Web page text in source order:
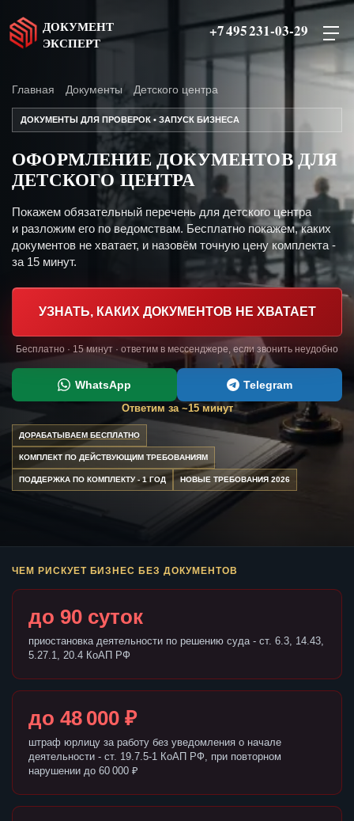
ДОКУМЕНТ
ЭКСПЕРТ
+7 495 231-03-29
Главная Документы Детского центра
ДОКУМЕНТЫ ДЛЯ ПРОВЕРОК • ЗАПУСК БИЗНЕСА
ОФОРМЛЕНИЕ ДОКУМЕНТОВ ДЛЯ
ДЕТСКОГО ЦЕНТРА
Покажем обязательный перечень для детского центра
и разложим его по ведомствам. Бесплатно покажем, каких
документов не хватает, и назовём точную цену комплекта -
за 15 минут.
УЗНАТЬ, КАКИХ ДОКУМЕНТОВ НЕ ХВАТАЕТ
Бесплатно · 15 минут · ответим в мессенджере, если звонить неудобно
WhatsApp Telegram
Ответим за ~15 минут
ДОРАБАТЫВАЕМ БЕСПЛАТНО
КОМПЛЕКТ ПО ДЕЙСТВУЮЩИМ ТРЕБОВАНИЯМ
ПОДДЕРЖКА ПО КОМПЛЕКТУ - 1 ГОД НОВЫЕ ТРЕБОВАНИЯ 2026
ЧЕМ РИСКУЕТ БИЗНЕС БЕЗ ДОКУМЕНТОВ
до 90 суток
приостановка деятельности по решению суда - ст. 6.3, 14.43,
5.27.1, 20.4 КоАП РФ
до 48 000 ₽
штраф юрлицу за работу без уведомления о начале
деятельности - ст. 19.7.5-1 КоАП РФ, при повторном
нарушении до 60 000 ₽